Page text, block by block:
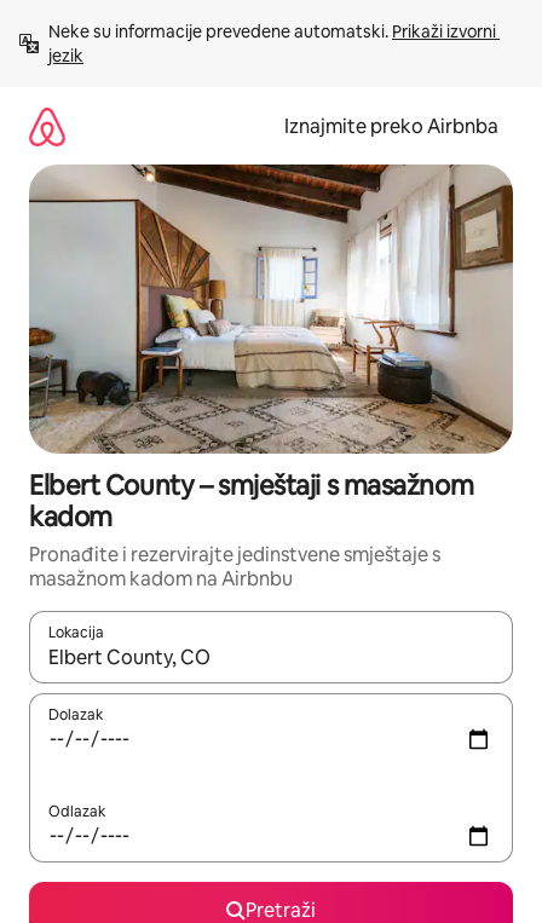
sadržaj
Neke su informacije prevedene automatski. Prikaži izvorni
jezik
Iznajmite preko Airbnba
Elbert County – smještaji s masažnom
kadom
Pronađite i rezervirajte jedinstvene smještaje s
masažnom kadom na Airbnbu
Lokacija
Kada budu dostupni rezultati, moći ćete ih pregledati
Dolazak
Odlazak
Pretraži